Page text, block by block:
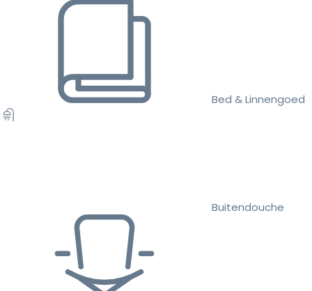
Bed & Linnengoed
Buitendouche